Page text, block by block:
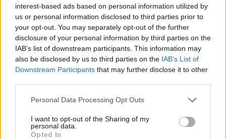
interest-based ads based on personal information utilized by
us or personal information disclosed to third parties prior to
your opt-out. You may separately opt-out of the further
disclosure of your personal information by third parties on the
IAB’s list of downstream participants. This information may
also be disclosed by us to third parties on the IAB’s List of
Downstream Participants that may further disclose it to other
Personal Data Processing Opt Outs
I want to opt-out of the Sharing of my
personal data.
Opted In
Хей фермери, весели великденски празници!
Опакован е тържествен подарък за вас, за да
отпразнувате празниците!
Кликнете върху бутона в новините, за да го вземете!
Скокнете до него и му се насладете!​
Начало: 04.04.2021 г. в 11:00:00 ч.
Край: 06.04.2021 г. в 00:59:59 ч.
А ето и какво ще съдържа подаръчния пакет: